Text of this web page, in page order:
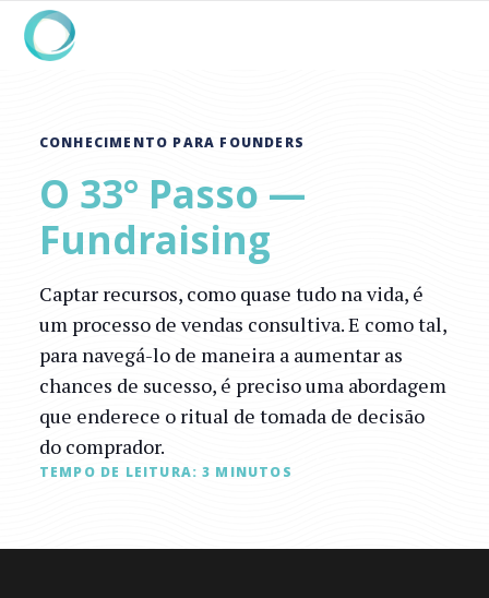
CONHECIMENTO PARA FOUNDERS
O 33° Passo —
Fundraising
Captar recursos, como quase tudo na vida, é
um processo de vendas consultiva. E como tal,
para navegá-lo de maneira a aumentar as
chances de sucesso, é preciso uma abordagem
que enderece o ritual de tomada de decisão
do comprador.
TEMPO DE LEITURA: 3 MINUTOS